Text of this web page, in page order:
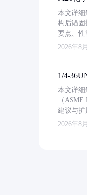
本文详细
构后锚固
要点、性
2026年8
1/4-
本文详细
（
建议与扩
2026年8